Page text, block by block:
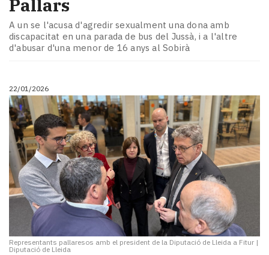
Pallars
A un se l'acusa d'agredir sexualment una dona amb
discapacitat en una parada de bus del Jussà, i a l'altre
d'abusar d'una menor de 16 anys al Sobirà
22/01/2026
Representants pallaresos amb el president de la Diputació de Lleida a Fitur |
Diputació de Lleida